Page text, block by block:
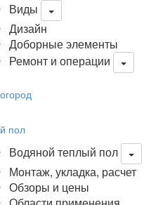
Виды
Дизайн
Доборные элементы
Ремонт и операции
пол
Водяной теплый пол
Монтаж, укладка, расчет
Обзоры и цены